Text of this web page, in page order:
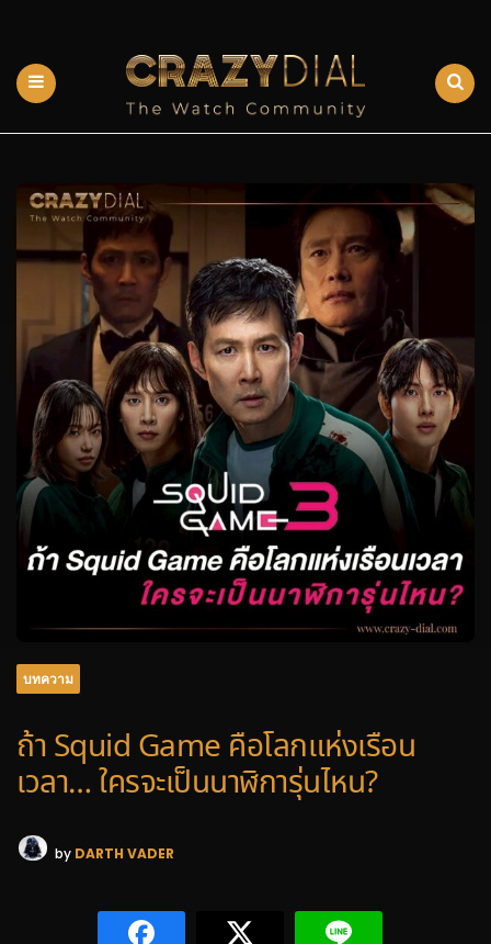
บทความ
ถ้า Squid Game คือโลกแห่งเรือน
เวลา… ใครจะเป็นนาฬิการุ่นไหน?
by DARTH VADER